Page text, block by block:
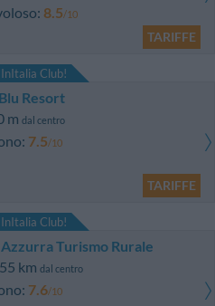
8.5/10
TARIFFE
Club!
Resort
m dal centro
7.5/10
TARIFFE
Club!
Azzurra Turismo Rurale
km dal centro
7.6/10